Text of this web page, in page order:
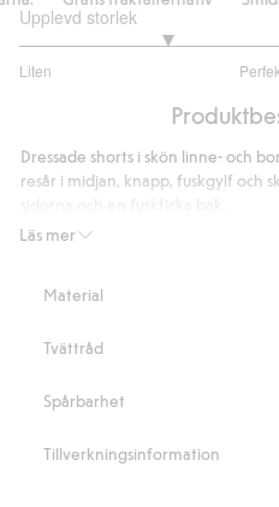
Upplevd storlek
Liten
utav
5
betyg
Läs mer
Dressade shorts i skön linne- och
resår i midjan, knapp, fuskgylf och
Innehåller 55% Masters of
Material
Tvättråd
Spårbarhet
Tillverkningsinformation